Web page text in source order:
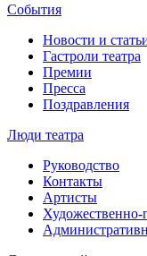
События
Новости и
Гастроли театра
Премии
Пресса
Поздравления
Люди театра
Руководство
Контакты
Артисты
Художественно-